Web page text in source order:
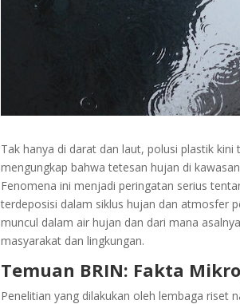
Tak hanya di darat dan laut, polusi plastik
mengungkap bahwa tetesan hujan di
Fenomena ini menjadi peringatan serius
terdeposisi dalam siklus hujan dan atmosfer
muncul dalam air hujan dan dari mana
masyarakat dan lingkungan.
Temuan BRIN: Fakta
Penelitian yang dilakukan oleh lembaga riset